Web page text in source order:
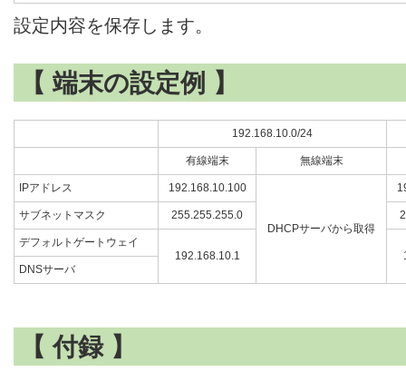
設定内容を保存します。
【 端末の設定例 】
192.168.10.0/24
有線端末 無線端末
IPアドレス 192.168.10.100
DHCPサーバから取得
サブネットマスク 255.255.255.0
デフォルトゲートウェイ
192.168.10.1
DNSサーバ
【 付録 】